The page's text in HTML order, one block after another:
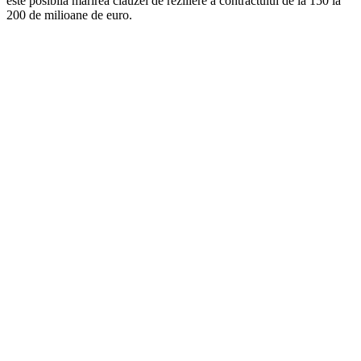
200 de milioane de euro.